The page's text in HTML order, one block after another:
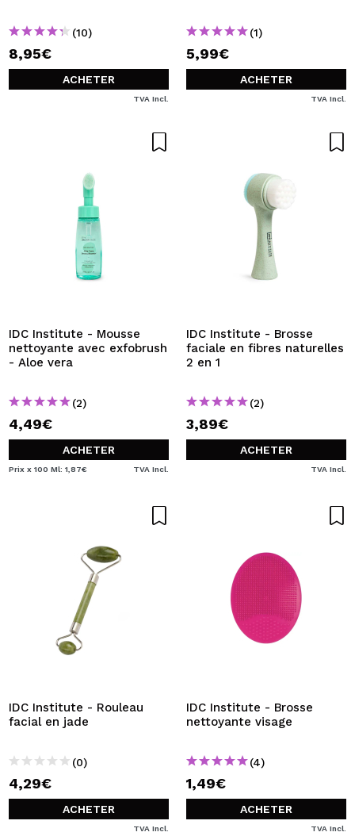
(10)
8,95€
ACHETER
TVA Incl.
(1)
5,99€
ACHETER
TVA Incl.
IDC Institute - Mousse
nettoyante avec exfobrush
- Aloe vera
(2)
4,49€
ACHETER
Prix x 100 Ml: 1,87€ TVA Incl.
IDC Institute - Brosse
faciale en fibres naturelles
2 en 1
(2)
3,89€
ACHETER
TVA Incl.
IDC Institute - Rouleau
facial en jade
(0)
4,29€
ACHETER
TVA Incl.
IDC Institute - Brosse
nettoyante visage
(4)
1,49€
ACHETER
TVA Incl.